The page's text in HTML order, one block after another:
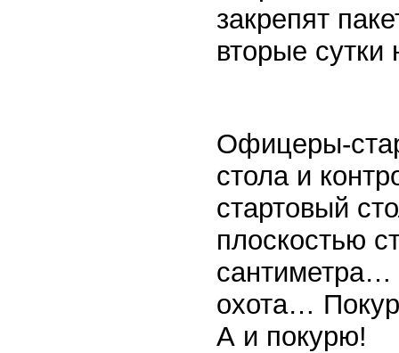
закрепят
вторые сутки
Офицеры-
стола и
стартовый
плоскостью
охота…
А и покурю!